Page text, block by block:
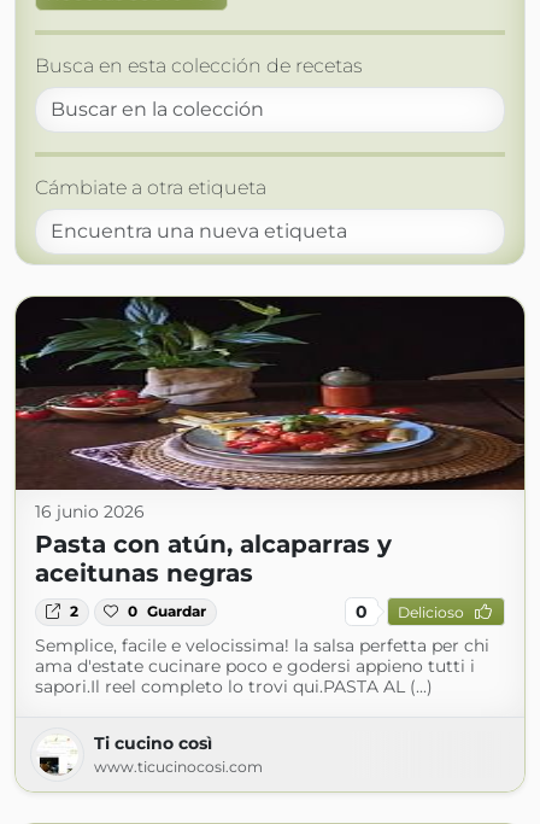
Busca en esta colección de recetas
Cámbiate a otra etiqueta
16 junio 2026
Pasta con atún, alcaparras y
aceitunas negras
2 0 Guardar 0 Delicioso
Semplice, facile e velocissima! la salsa perfetta per chi
ama d'estate cucinare poco e godersi appieno tutti i
sapori.Il reel completo lo trovi qui.PASTA AL (...)
Ti cucino così
www.ticucinocosi.com